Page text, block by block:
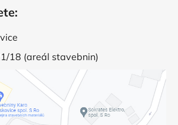
18 (areál stavebnin)